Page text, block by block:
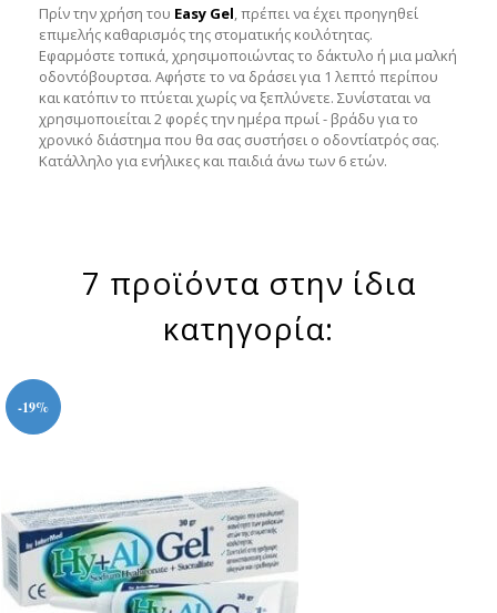
Πρίν την χρήση του Easy Gel, πρέπει να έχει προηγηθεί
επιμελής καθαρισμός της στοματικής κοιλότητας.
Εφαρμόστε τοπικά, χρησιμοποιώντας το δάκτυλο ή μια μαλκή
οδοντόβουρτσα. Αφήστε το να δράσει για 1 λεπτό περίπου
και κατόπιν το πτύεται χωρίς να ξεπλύνετε. Συνίσταται να
χρησιμοποιείται 2 φορές την ημέρα πρωί - βράδυ για το
χρονικό διάστημα που θα σας συστήσει ο οδοντίατρός σας.
Κατάλληλο για ενήλικες και παιδιά άνω των 6 ετών.
7 προϊόντα στην ίδια
κατηγορία:
-19%